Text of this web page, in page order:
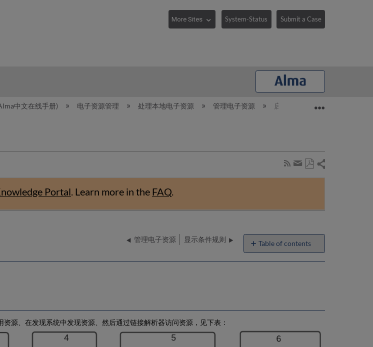
System-Status Submit a Case
中文在线手册) 电子资源管理 处理本地电子资源 管理电子资源 启用电子资源和启用任务列表
Subscribe
by
Share
page
Portal. Learn more in the FAQ.
Table of contents
子
管理电子资源 显示条件规则
源、在发现系统中发现资源、然后通过链接解析器访问资源，见下表：